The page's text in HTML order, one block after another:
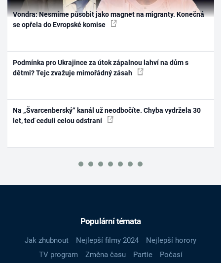
Vondra: Nesmíme působit jako magnet na migranty. Konečná
se opřela do Evropské komise
Podmínka pro Ukrajince za útok zápalnou lahví na dům s
dětmi? Tejc zvažuje mimořádný zásah
Na „Švarcenberský“ kanál už neodbočíte. Chyba vydržela 30
let, teď ceduli celou odstraní
Populární témata
Jak zhubnout Nejlepší filmy 2024
Nejlepší horory
TV program
Změna času Partie
Počasí